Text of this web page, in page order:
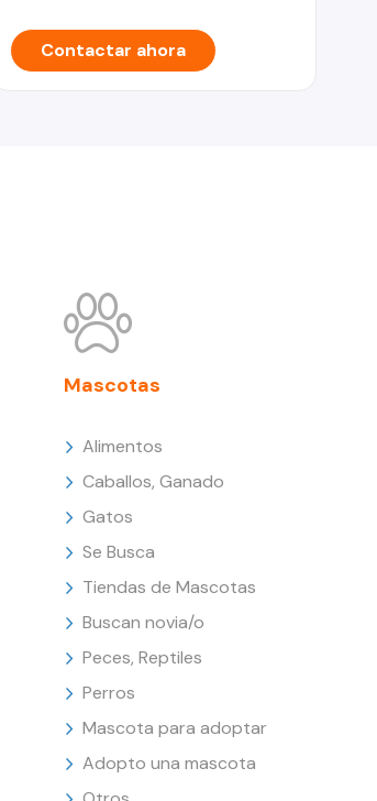
Contactar ahora
Mascotas
Alimentos
Caballos, Ganado
Gatos
Se Busca
Tiendas de Mascotas
Buscan novia/o
Peces, Reptiles
Perros
Mascota para adoptar
Adopto una mascota